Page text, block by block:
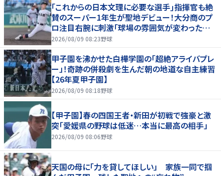
｢これからの日本文理に必要な選手｣指揮官も絶
賛のスーパー1年生が聖地デビュー！大分商のプ
ロ注目右腕に刺激｢球場の雰囲気が変わった…｣
【26年夏甲子園】
2026/08/09 08:23野球
甲子園を沸かせた白樺学園の「超絶アライバプレ
ー」！奇跡の併殺劇を生んだ朝の地道な自主練習
【26年夏甲子園】
2026/08/09 08:18野球
【甲子園】春の四国王者・新田が初戦で強豪と激
突「愛媛県の野球は低迷…本当に最高の相手」
2026/08/09 08:06野球
天国の母に「力を貸してほしい」 家族一同で掴